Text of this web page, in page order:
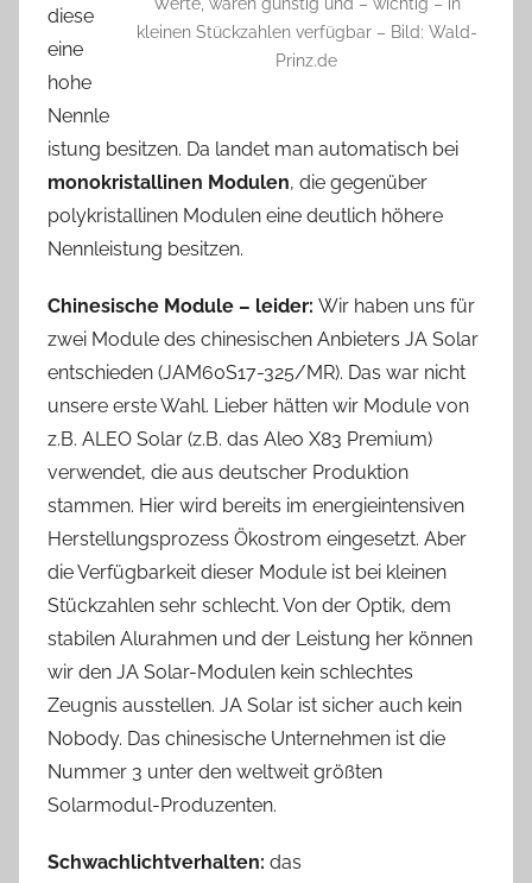
kleinen Stückzahlen verfügbar – Bild: Wald-
Prinz.de
diese
eine
hohe
Nennle
istung besitzen. Da landet man automatisch bei
monokristallinen Modulen, die gegenüber
polykristallinen Modulen eine deutlich höhere
Nennleistung besitzen.
Chinesische Module – leider: Wir haben uns für
zwei Module des chinesischen Anbieters JA Solar
entschieden (JAM60S17-325/MR). Das war nicht
unsere erste Wahl. Lieber hätten wir Module von
z.B. ALEO Solar (z.B. das Aleo X83 Premium)
verwendet, die aus deutscher Produktion
stammen. Hier wird bereits im energieintensiven
Herstellungsprozess Ökostrom eingesetzt. Aber
die Verfügbarkeit dieser Module ist bei kleinen
Stückzahlen sehr schlecht. Von der Optik, dem
stabilen Alurahmen und der Leistung her können
wir den JA Solar-Modulen kein schlechtes
Zeugnis ausstellen. JA Solar ist sicher auch kein
Nobody. Das chinesische Unternehmen ist die
Nummer 3 unter den weltweit größten
Solarmodul-Produzenten.
Schwachlichtverhalten: das